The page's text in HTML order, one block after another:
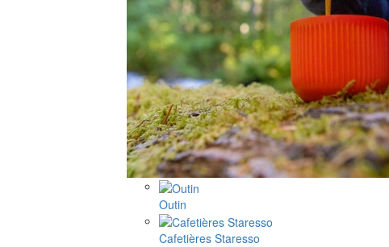
Outin
Cafetières Staresso